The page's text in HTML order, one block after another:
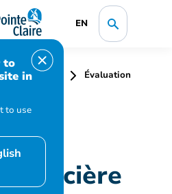
EN
to
in
to use
foncière
Évaluation
foncière